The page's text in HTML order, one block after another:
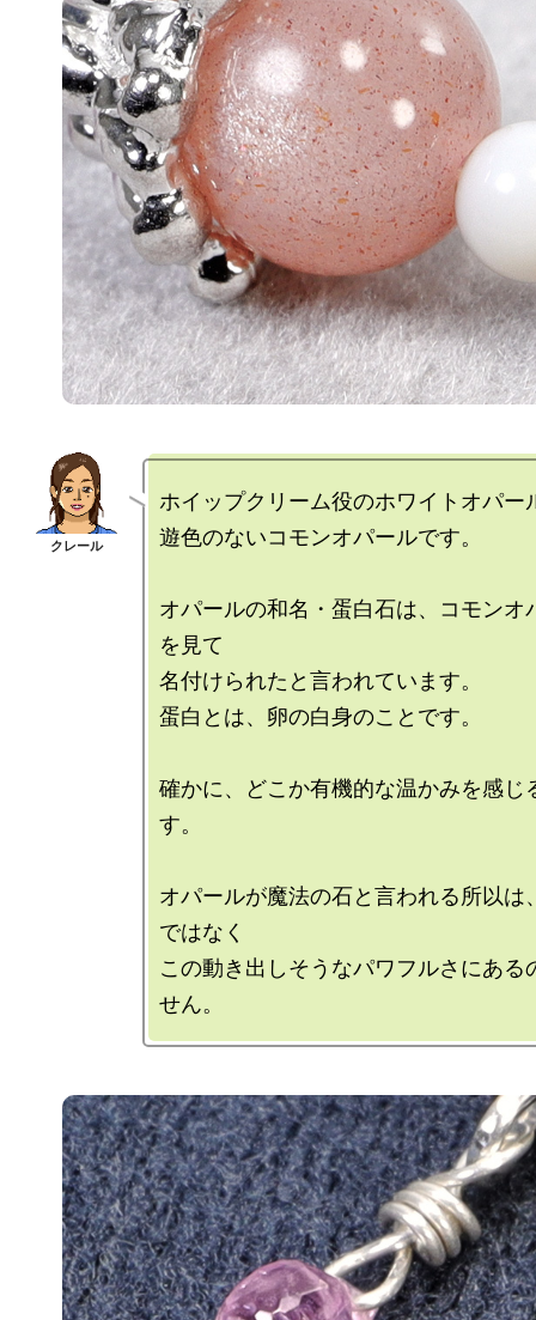
ホイップクリーム役のホワイトオパー
遊色のないコモンオパールです。
オパールの和名・蛋白石は、コモンオ
を見て
名付けられたと言われています。
蛋白とは、卵の白身のことです。
確かに、どこか有機的な温かみを感じ
す。
オパールが魔法の石と言われる所以は
ではなく
この動き出しそうなパワフルさにある